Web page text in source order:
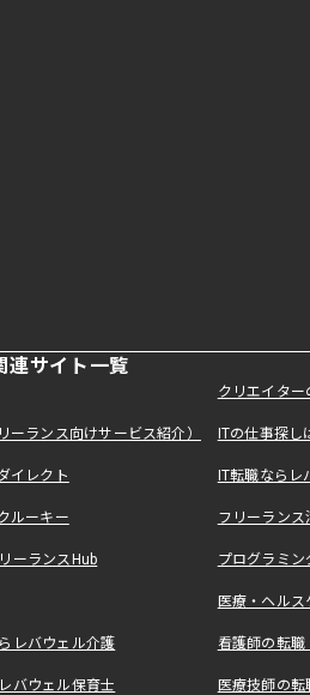
連サイト一覧
クリエイタ
ーランス向けサービス紹介） ITの仕事探
イレクト IT転職なら
ルーキー フリーラン
ーランスHub プログラミ
医療・ヘル
レバウェル介護 看護師の転
バウェル保育士 医療技師の